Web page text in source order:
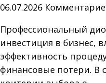
06.07.2026
Профессиональный
инвестиция в бизнес,
эффективность
финансовые потери. В